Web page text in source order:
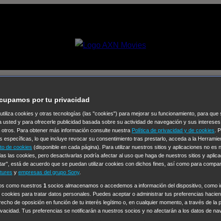
Selecciona un
Colección de Videos
Operación: Huracán House of Cards Despedida Salvaje
en familia Hudson & Rex
Lola High Country Los casos de Susan Ryeland:
Libre de Culpa Morbius NCIS: Nueva Orleans Pandora En
Chicago Fire Monarch Circuito cerrado Alert: Unidad de
por tu privacidad
cookies y otras tecnologías (las "cookies") para mejorar su funcionamiento, para que
usted y para ofrecerle publicidad basada sobre su actividad de navegación y sus
otros. Para obtener más información consulte nuestra Política de privacidad y de cookies .
específicas, lo que incluye revocar su consentimiento tras prestarlo, acceda a la
de cookies (disponible en cada página). Para utilizar nuestros sitios y aplicaciones no es
las cookies, pero desactivarlas podría afectar al uso que haga de nuestros sitios y
está de acuerdo que se puedan utilizar cookies con dichos fines, así como para
y empresas del grupo Sony.
como nuestros 1 socios almacenamos o accedemos a información del dispositivo, como
para tratar datos personales. Puedes aceptar o administrar tus preferencias
de oposición en función de tu interés legítimo o, en cualquier momento, a través de la
Tus preferencias se notificarán a nuestros socios y no afectarán a los datos de